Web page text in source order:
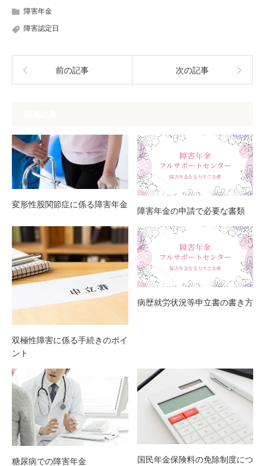
障害年金
障害認定日
前の記事 次の記事
変形性股関節症に係る障害年金
障害年金の申請で必要な書類
双極性障害に係る手続きのポイ
ント
病歴就労状況等申立書の書き方
糖尿病での障害年金 国民年金保険料の免除制度につ